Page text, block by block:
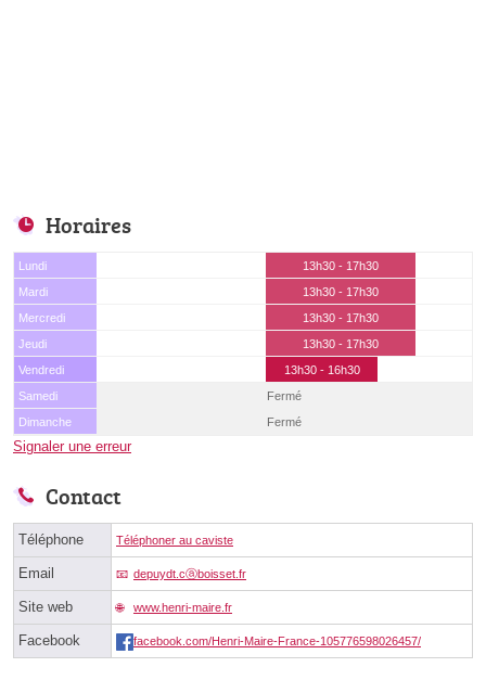
Horaires
Lundi
13h30 - 17h30
Mardi
13h30 - 17h30
Mercredi
13h30 - 17h30
Jeudi
13h30 - 17h30
Vendredi
13h30 - 16h30
Samedi
Fermé
Dimanche
Fermé
Signaler une erreur
Contact
Téléphone Téléphoner au caviste
Email depuydt.cⓐboisset.fr
Site web www.henri-maire.fr
Facebook facebook.com/Henri-Maire-France-105776598026457/